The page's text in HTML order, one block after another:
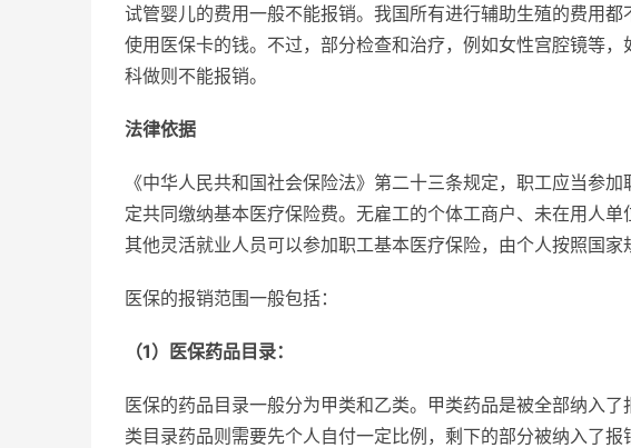
试管婴儿的费用一般不能报销。我国所有进行辅助生殖的费用
使用医保卡的钱。不过，部分检查和治疗，例如女性宫腔镜等
科做则不能报销。
法律依据
《中华人民共和国社会保险法》第二十三条规定，职工应当参
定共同缴纳基本医疗保险费。无雇工的个体工商户、未在用人
其他灵活就业人员可以参加职工基本医疗保险，由个人按照国家
医保的报销范围一般包括：
（1）医保药品目录：
医保的药品目录一般分为甲类和乙类。甲类药品是被全部纳入
类目录药品则需要先个人自付一定比例，剩下的部分被纳入了